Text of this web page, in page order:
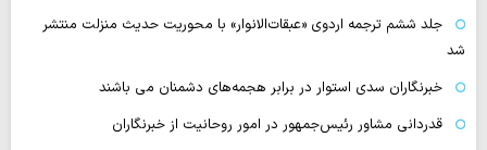
جلد ششم ترجمه اردوی «عبقات‌الانوار» با محوریت حدیث منزلت منتشر
شد
خبرنگاران سدی استوار در برابر هجمه‌های دشمنان می باشند
قدردانی مشاور رئیس‌جمهور در امور روحانیت از خبرنگاران